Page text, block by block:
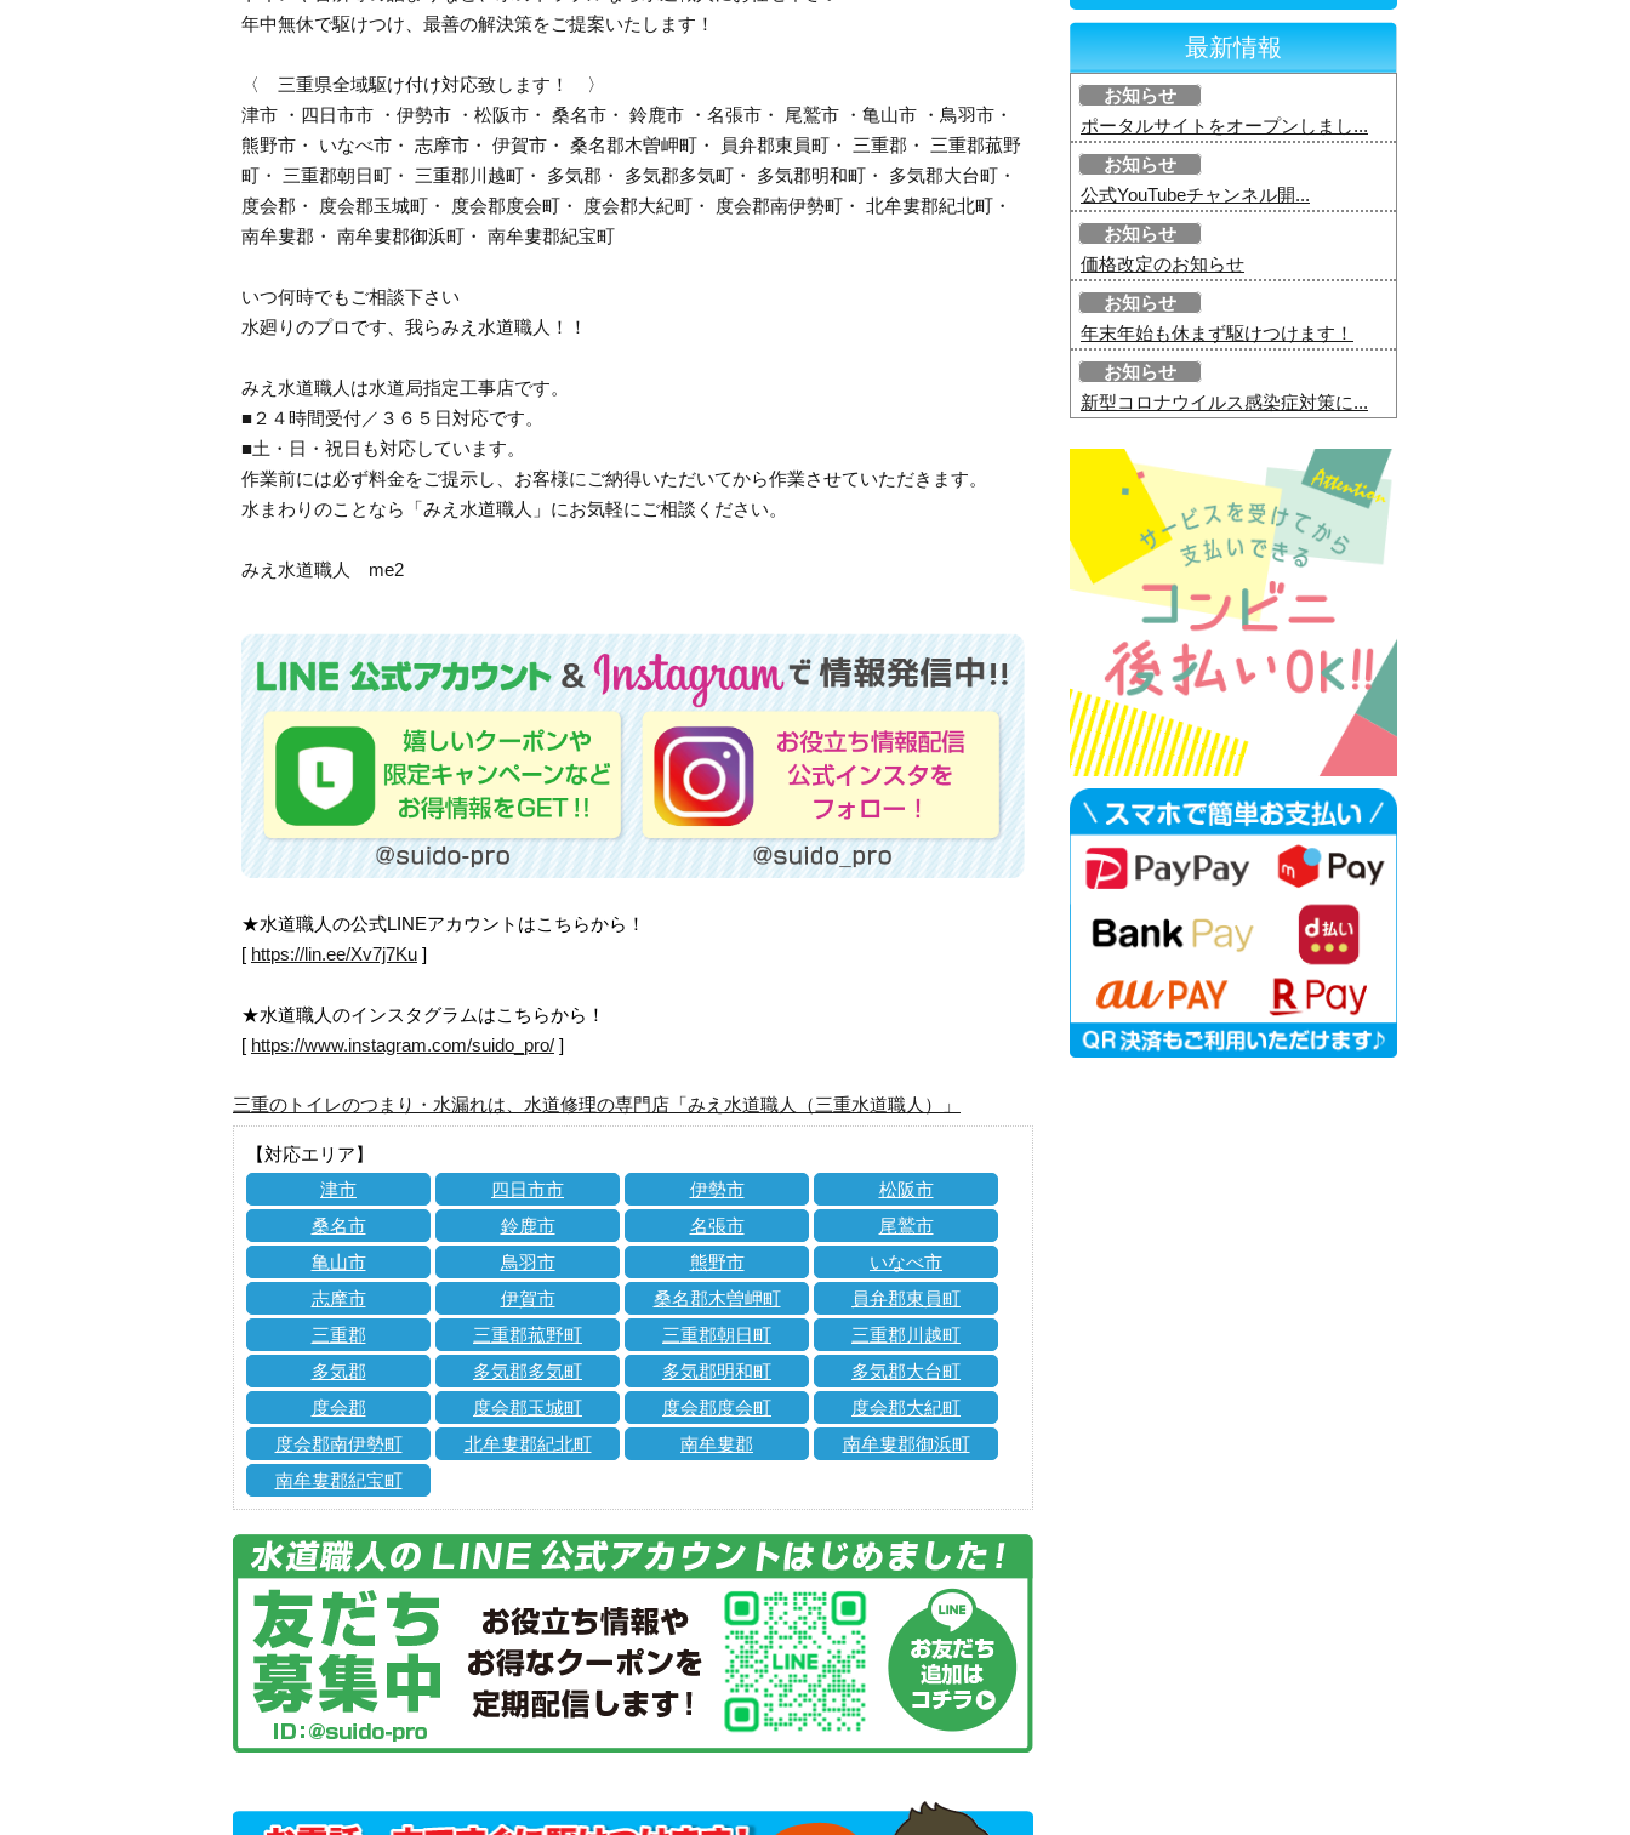
年中無休で駆けつけ、最善の解決策をご提案いたします！
〈 三重県全域駆け付け対応致します！ 〉
津市 ・四日市市 ・伊勢市 ・松阪市・ 桑名市・ 鈴鹿市 ・名張市・ 尾鷲市 ・亀山市 ・鳥羽市・
熊野市・ いなべ市・ 志摩市・ 伊賀市・ 桑名郡木曽岬町・ 員弁郡東員町・ 三重郡・ 三重郡菰野
町・ 三重郡朝日町・ 三重郡川越町・ 多気郡・ 多気郡多気町・ 多気郡明和町・ 多気郡大台町・
度会郡・ 度会郡玉城町・ 度会郡度会町・ 度会郡大紀町・ 度会郡南伊勢町・ 北牟婁郡紀北町・
南牟婁郡・ 南牟婁郡御浜町・ 南牟婁郡紀宝町
いつ何時でもご相談下さい
水廻りのプロです、我らみえ水道職人！！
みえ水道職人は水道局指定工事店です。
■２４時間受付／３６５日対応です。
■土・日・祝日も対応しています。
作業前には必ず料金をご提示し、お客様にご納得いただいてから作業させていただきます。
水まわりのことなら「みえ水道職人」にお気軽にご相談ください。
みえ水道職人 me2
★水道職人の公式LINEアカウントはこちらから！
[ https://lin.ee/Xv7j7Ku ]
★水道職人のインスタグラムはこちらから！
[ https://www.instagram.com/suido_pro/ ]
三重のトイレのつまり・水漏れは、水道修理の専門店「みえ水道職人（三重水道職人）」
【対応エリア】
津市
四日市市 伊勢市
松阪市
桑名市
鈴鹿市 名張市
尾鷲市
亀山市
鳥羽市 熊野市
いなべ市
志摩市
伊賀市 桑名郡木曽岬町
員弁郡東員町
三重郡
三重郡菰野町 三重郡朝日町
三重郡川越町
多気郡
多気郡多気町 多気郡明和町
多気郡大台町
度会郡
度会郡玉城町 度会郡度会町
度会郡大紀町
度会郡南伊勢町
北牟婁郡紀北町 南牟婁郡
南牟婁郡御浜町
南牟婁郡紀宝町
最新情報
お知らせ
ポータルサイトをオープンしまし...
お知らせ
公式YouTubeチャンネル開...
お知らせ
価格改定のお知らせ
お知らせ
年末年始も休まず駆けつけます！
お知らせ
新型コロナウイルス感染症対策に...